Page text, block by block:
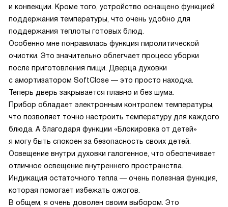
и конвекции. Кроме того, устройство оснащено функцией
поддержания температуры, что очень удобно для
поддержания теплоты готовых блюд.
Особенно мне понравилась функция пиролитической
очистки. Это значительно облегчает процесс уборки
после приготовления пищи. Дверца духовки
с амортизатором SoftClose — это просто находка.
Теперь дверь закрывается плавно и без шума.
Прибор обладает электронным контролем температуры,
что позволяет точно настроить температуру для каждого
блюда. А благодаря функции «Блокировка от детей»
я могу быть спокоен за безопасность своих детей.
Освещение внутри духовки галогенное, что обеспечивает
отличное освещение внутреннего пространства.
Индикация остаточного тепла — очень полезная функция,
которая помогает избежать ожогов.
В общем, я очень доволен своим выбором. Это